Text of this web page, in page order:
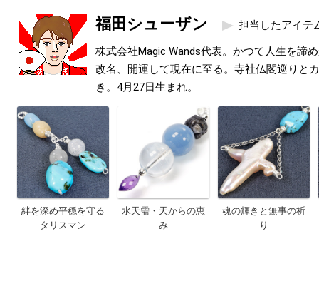
福田シューザン 担当したアイテ
株式会社Magic Wands代表。かつて人生を諦
改名、開運して現在に至る。寺社仏閣巡りと
き。4月27日生まれ。
絆を深め平穏を守る
タリスマン
水天需・天からの恵
み
魂の輝きと無事の祈
り